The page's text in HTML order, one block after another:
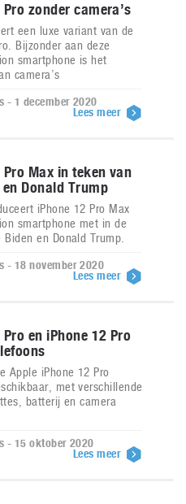
zonder camera’s
een luxe variant van de
Bijzonder aan deze
smartphone is het
camera’s
- 1 december 2020
Lees meer
Pro Max in teken van
Donald Trump
iPhone 12 Pro Max
smartphone met in de
en Donald Trump.
- 18 november 2020
Lees meer
en iPhone 12 Pro
Apple iPhone 12 Pro
met verschillende
batterij en camera
- 15 oktober 2020
Lees meer